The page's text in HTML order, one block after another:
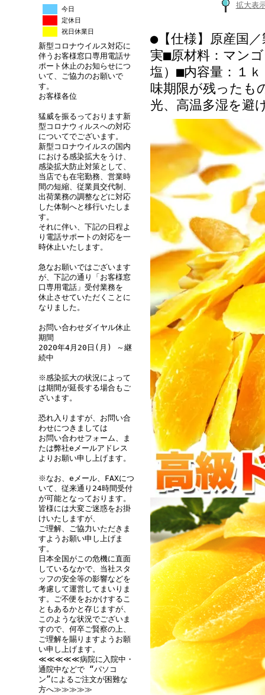
今日
定休日
祝日休業日
新型コロナウイルス対応に
伴うお客様窓口専用電話サ
ポート休止のお知らせにつ
いて、ご協力のお願いで
す。
お客様各位
猛威を振るっております新
型コロナウィルスへの対応
についてでございます。
新型コロナウイルスの国内
における感染拡大をうけ、
感染拡大防止対策として、
当店でも在宅勤務、営業時
間の短縮、従業員交代制、
出荷業務の調整などに対応
した体制へと移行いたしま
す。
それに伴い、下記の日程よ
り電話サポートの対応を一
時休止いたします。
急なお願いではございます
が、下記の通り「お客様窓
口専用電話」受付業務を
休止させていただくことに
なりました。
お問い合わせダイヤル休止
期間
2020年4月20日(月) ～継
続中
※感染拡大の状況によって
は期間が延長する場合もご
ざいます。
恐れ入りますが、お問い合
わせにつきましては
お問い合わせフォーム、ま
たは弊社eメールアドレス
よりお願い申し上げます。
※なお、eメール、FAXにつ
いて、従来通り24時間受付
が可能となっております。
皆様には大変ご迷惑をお掛
けいたしますが、
ご理解、ご協力いただきま
すようお願い申し上げま
す。
日本全国がこの危機に直面
しているなかで、当社スタ
ッフの安全等の影響などを
考慮して運営してまいりま
す。ご不便をおかけするこ
ともあるかと存じますが、
このような状況でございま
すので、何卒ご賢察の上、
ご理解を賜りますようお願
い申し上げます。
≪≪≪≪≪病院に入院中・
通院中などで “パソコ
ン”によるご注文が困難な
方へ≫≫≫≫≫
拡大表
●【仕様】原産国
実■原材料：マン
塩）■内容量：１
味期限が残ったも
光、高温多湿を避